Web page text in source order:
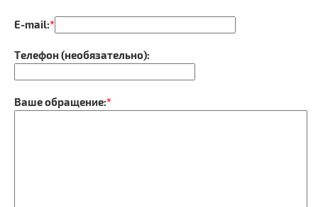
E-mail:*
Телефон (необязательно):
Ваше обращение:*